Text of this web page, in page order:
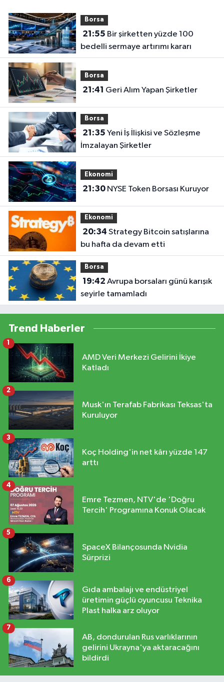
Borsa
21:55
bedelli sermaye artırımı kararı
Borsa
21:41 Geri Alım Yapan Şirketler
Borsa
21:35
İmzalayan Şirketler
Ekonomi
21:30 NYSE Token Borsası Kuruyor
Ekonomi
20:34
bu hafta da devam etti
Borsa
19:42
seyirle tamamladı
Trend Haberler
AMD Veri Merkezi Gelirini İkiye
Katladı
Musk'ın Terafab Fabrikası Teksas'ta
Kuruluyor
2
Koç Holding'in net kârı yüzde 147
arttı
3
Emre Tezmen, NTV'de 'Doğru
Tercih' Programına Konuk Olacak
4
SpaceX Bilançosunda Nvidia
Sürprizi
5
Gıda ambalajı ve endüstriyel
üretimin güçlü oyuncusu Teknika
Plast halka arz oluyor
6
AB, dondurulan Rus varlıklarının
gelirini Ukrayna'ya aktaracağını
bildirdi
7